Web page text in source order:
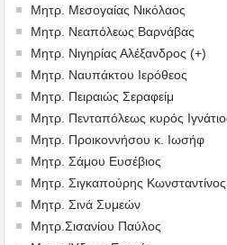
Μητρ. Μεσογαίας Νικόλαος
Μητρ. Νεαπόλεως Βαρνάβας
Μητρ. Νιγηρίας Αλέξανδρος (+)
Μητρ. Ναυπάκτου Ιερόθεος
Μητρ. Πειραιώς Σεραφείμ
Μητρ. Πενταπόλεως κυρός
Μητρ. Προικοννήσου κ. Ιωσήφ
Μητρ. Σάμου Ευσέβιος
Μητρ. Σιγκαπούρης Κωνσταντίνος
Μητρ. Σινά Συμεών
Μητρ.Σισανίου Παύλος